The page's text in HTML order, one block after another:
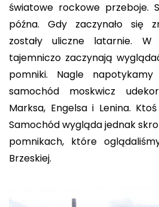
światowe rockowe przeboje.
późna. Gdy zaczynało się
zostały uliczne latarnie. W
tajemniczo zaczynają
pomniki. Nagle
samochód moskwicz
Marksa, Engelsa i Lenina.
Samochód wygląda jednak
pomnikach, które
Brzeskiej.